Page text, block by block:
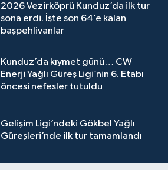
2026 Vezirköprü Kunduz’da ilk tur
sona erdi. İşte son 64’e kalan
başpehlivanlar
Kunduz’da kıymet günü… CW
Enerji Yağlı Güreş Ligi’nin 6. Etabı
öncesi nefesler tutuldu
Gelişim Ligi’ndeki Gökbel Yağlı
Güreşleri’nde ilk tur tamamlandı